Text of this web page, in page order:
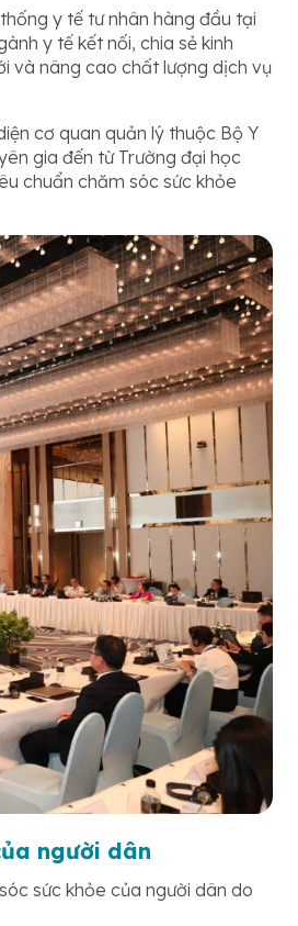
y tế tư nhân hàng đầu tại
y tế kết nối, chia sẻ kinh
và nâng cao chất lượng dịch vụ
cơ quan quản lý thuộc Bộ Y
gia đến từ Trường đại học
chuẩn chăm sóc sức khỏe
người dân
sức khỏe của người dân do